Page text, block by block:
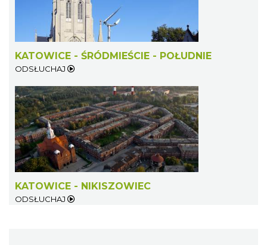
KATOWICE - ŚRÓDMIEŚCIE - POŁUDNIE
ODSŁUCHAJ
KATOWICE - NIKISZOWIEC
ODSŁUCHAJ